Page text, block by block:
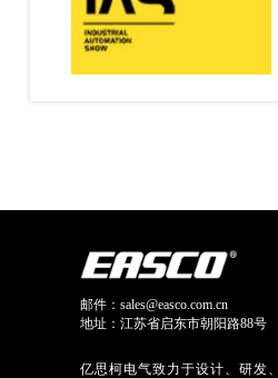
邮件：sales@easco.com.cn
地址：江苏省启东市朝阳路88号
亿思柯电气致力于设计、研发